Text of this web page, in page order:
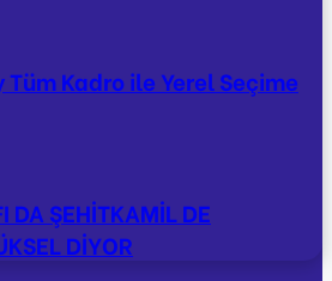
Tüm Kadro ile Yerel Seçime
DA ŞEHİTKAMİL DE
DİYOR